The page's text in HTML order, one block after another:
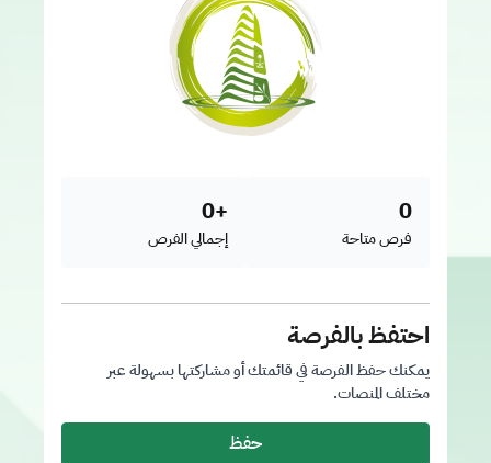
0
فرص متاحة
+0
إجمالي الفرص
احتفظ بالفرصة
يمكنك حفظ الفرصة في قائمتك أو مشاركتها بسهولة عبر
مختلف المنصات.
حفظ